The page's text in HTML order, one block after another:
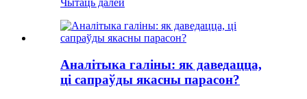
Чытаць далей
Аналітыка галіны: як даведацца,
ці сапраўды якасны парасон?